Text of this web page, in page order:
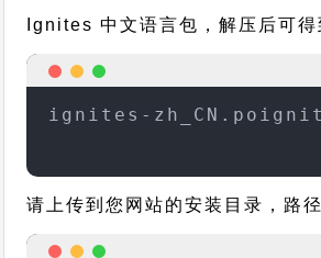
Ignites 中文语言包，解压后可得
ignites-
请上传到您网站的安装目录，路